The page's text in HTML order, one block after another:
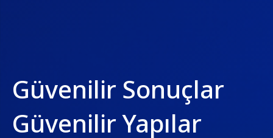
Güvenilir Sonuçlar
Güvenilir Yapılar